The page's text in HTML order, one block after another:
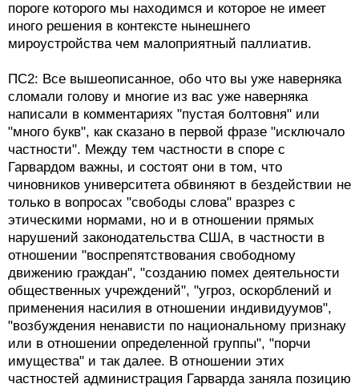
пороге которого мы находимся и которое не имеет
иного решения в контексте нынешнего
мироустройства чем малоприятный паллиатив.
ПС2: Все вышеописанное, обо что вы уже наверняка
сломали голову и многие из вас уже наверняка
написали в комментариях "пустая болтовня" или
"много букв", как сказано в первой фразе "исключало
частности". Между тем частности в споре с
Гарвардом важны, и состоят они в том, что
чиновников университета обвиняют в бездействии не
только в вопросах "свободы слова" вразрез с
этическими нормами, но и в отношении прямых
нарушений законодательства США, в частности в
отношении "воспрепятствования свободному
движению граждан", "созданию помех деятельности
общественных учреждений", "угроз, оскорблений и
применения насилия в отношении индивидуумов",
"возбуждения ненависти по национальному признаку
или в отношении определенной группы", "порчи
имущества" и так далее. В отношении этих
частностей администрация Гарварда заняла позицию